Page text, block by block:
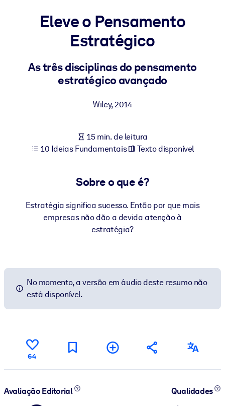
Para LMS/LXP
Leve conhecimento verificado e conciso para seu LMS/LXP para
resultados de aprendizagem mais sólidos.
Enriqueça sua biblioteca corporativa com conhecimento de
Para sistemas de IA
Alimente seus sistemas de IA com conhecimento confiável e
Eleve o Pensamento
Estratégico
As três disciplinas do pensamento
estratégico avançado
Wiley,2014
15 min. de leitura
10 Ideias Fundamentais
Texto disponível
Sobre o que é?
Estratégia significa sucesso. Então por que mais
empresas não dão a devida atenção à
estratégia?
No momento, a versão em áudio deste resumo não
está disponível.
64
Avaliação Editorial
Qualidades